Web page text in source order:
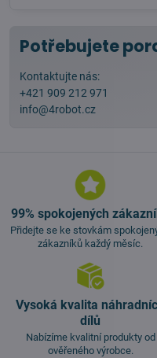
Potřebujete
Kontaktujte nás:
+421 909 212 971
info@4robot.cz
99% spokojených
Přidejte se ke stovkám
zákazníků každý měsíc.
Vysoká kvalita
dílů
Nabízíme kvalitní produkty od
ověřeného výrobce.